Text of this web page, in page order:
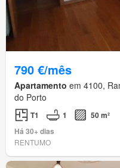
790 €/mês
Apartamento em 4100,
do Porto
T1 1
50 m²
Há 30+ dias
RENTUMO